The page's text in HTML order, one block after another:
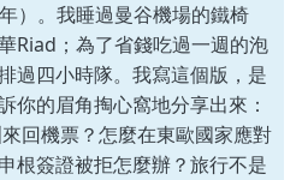
）。我睡過曼谷機場的鐵椅
Riad；為了省錢吃過一週的泡
過四小時隊。我寫這個版，是
你的眉角掏心窩地分享出來：
回機票？怎麼在東歐國家應對
根簽證被拒怎麼辦？旅行不是